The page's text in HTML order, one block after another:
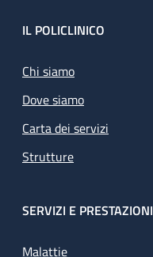
Footer
IL POLICLINICO
Chi siamo
Dove siamo
Carta dei servizi
Strutture
SERVIZI E PRESTAZIONI
Malattie